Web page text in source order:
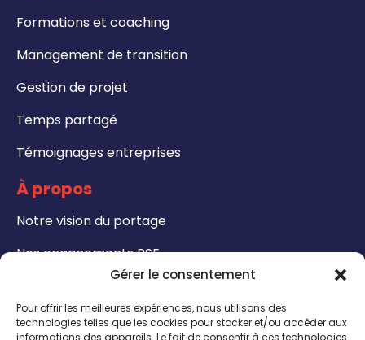
Gérer le consentement
Pour offrir les meilleures expériences, nous utilisons des
technologies telles que les cookies pour stocker et/ou accéder aux
informations des appareils. Le fait de consentir à ces technologies
Formations et coaching
Management de transition
Gestion de projet
Temps partagé
Témoignages entreprises
À propos
Notre vision du portage
Nos engagements RSE
Notre catalogue de formation